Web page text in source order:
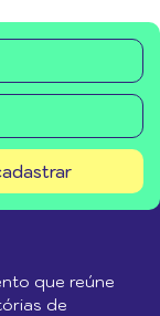
que reúne
de